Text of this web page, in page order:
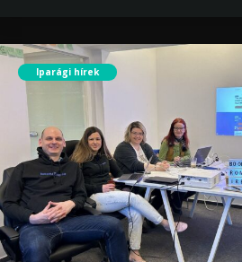
Iparági hírek